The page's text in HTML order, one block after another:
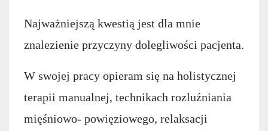
Najważniejszą kwestią jest dla mnie
znalezienie przyczyny dolegliwości pacjenta.
W swojej pracy opieram się na holistycznej
terapii manualnej, technikach rozluźniania
mięśniowo- powięziowego, relaksacji